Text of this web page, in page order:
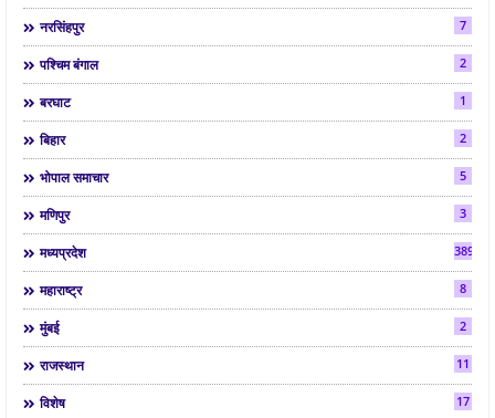
नरसिंहपुर 7
पश्चिम बंगाल 2
बरघाट 1
बिहार 2
भोपाल समाचार 5
मणिपुर 3
मध्यप्रदेश 3892
महाराष्ट्र 8
मुंबई 2
राजस्थान 11
विशेष 17